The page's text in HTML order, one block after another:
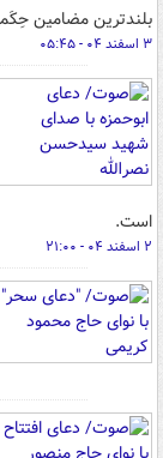
بلندترین مضامین
۳ اسفند ۰۴ - ۰۵:۴۵
است.
۲ اسفند ۰۴ - ۲۱:۰۰